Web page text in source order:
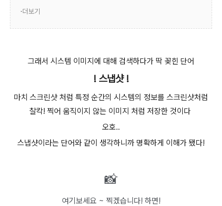
더보기
그래서 시스템 이미지에 대해 검색하다가 딱 꽂힌 단어
! 스냅샷 !
마치 스크린샷 처럼 특정 순간의 시스템의 정보를 스크린샷처럼
찰칵! 찍어 움직이지 않는 이미지 처럼 저장한 것이다
오호..
스냅샷이라는 단어와 같이 생각하니까 명확하게 이해가 됐다!
📸
여기보세요 ~ 찍겠습니다! 하면!